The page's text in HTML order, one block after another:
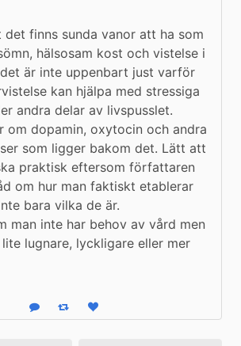
det finns sunda vanor att ha som
hälsosam kost och vistelse i
är inte uppenbart just varför
kan hjälpa med stressiga
andra delar av livspusslet.
om dopamin, oxytocin och andra
som ligger bakom det. Lätt att
praktisk eftersom författaren
om hur man faktiskt etablerar
bara vilka de är.
man inte har behov av vård men
lugnare, lyckligare eller mer
Reply Boost statusLike status